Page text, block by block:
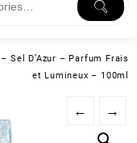
Sel D’Azur – Parfum Frais
et Lumineux – 100ml
← →